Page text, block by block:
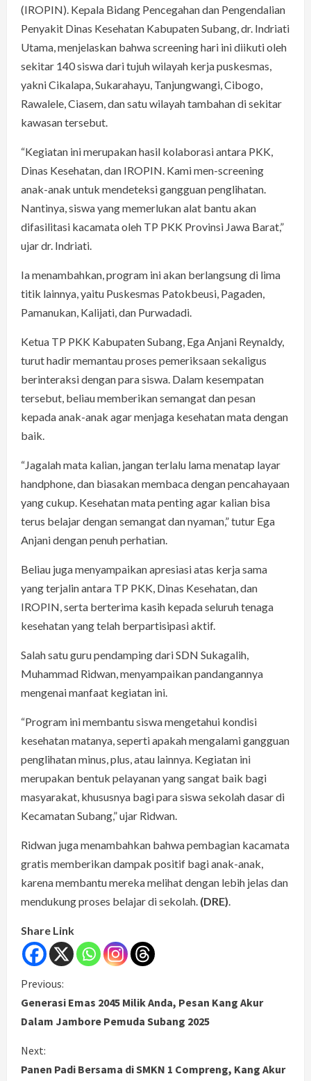
(IROPIN). Kepala Bidang Pencegahan dan Pengendalian
Penyakit Dinas Kesehatan Kabupaten Subang, dr. Indriati
Utama, menjelaskan bahwa screening hari ini diikuti oleh
sekitar 140 siswa dari tujuh wilayah kerja puskesmas,
yakni Cikalapa, Sukarahayu, Tanjungwangi, Cibogo,
Rawalele, Ciasem, dan satu wilayah tambahan di sekitar
kawasan tersebut.
“Kegiatan ini merupakan hasil kolaborasi antara PKK,
Dinas Kesehatan, dan IROPIN. Kami men-screening
anak-anak untuk mendeteksi gangguan penglihatan.
Nantinya, siswa yang memerlukan alat bantu akan
difasilitasi kacamata oleh TP PKK Provinsi Jawa Barat,”
ujar dr. Indriati.
Ia menambahkan, program ini akan berlangsung di lima
titik lainnya, yaitu Puskesmas Patokbeusi, Pagaden,
Pamanukan, Kalijati, dan Purwadadi.
Ketua TP PKK Kabupaten Subang, Ega Anjani Reynaldy,
turut hadir memantau proses pemeriksaan sekaligus
berinteraksi dengan para siswa. Dalam kesempatan
tersebut, beliau memberikan semangat dan pesan
kepada anak-anak agar menjaga kesehatan mata dengan
baik.
“Jagalah mata kalian, jangan terlalu lama menatap layar
handphone, dan biasakan membaca dengan pencahayaan
yang cukup. Kesehatan mata penting agar kalian bisa
terus belajar dengan semangat dan nyaman,” tutur Ega
Anjani dengan penuh perhatian.
Beliau juga menyampaikan apresiasi atas kerja sama
yang terjalin antara TP PKK, Dinas Kesehatan, dan
IROPIN, serta berterima kasih kepada seluruh tenaga
kesehatan yang telah berpartisipasi aktif.
Salah satu guru pendamping dari SDN Sukagalih,
Muhammad Ridwan, menyampaikan pandangannya
mengenai manfaat kegiatan ini.
“Program ini membantu siswa mengetahui kondisi
kesehatan matanya, seperti apakah mengalami gangguan
penglihatan minus, plus, atau lainnya. Kegiatan ini
merupakan bentuk pelayanan yang sangat baik bagi
masyarakat, khususnya bagi para siswa sekolah dasar di
Kecamatan Subang,” ujar Ridwan.
Ridwan juga menambahkan bahwa pembagian kacamata
gratis memberikan dampak positif bagi anak-anak,
karena membantu mereka melihat dengan lebih jelas dan
mendukung proses belajar di sekolah. (DRE).
Share Link
C
o
n
Previous:
Generasi Emas 2045 Milik Anda, Pesan Kang Akur
Dalam Jambore Pemuda Subang 2025
Next:
Panen Padi Bersama di SMKN 1 Compreng, Kang Akur